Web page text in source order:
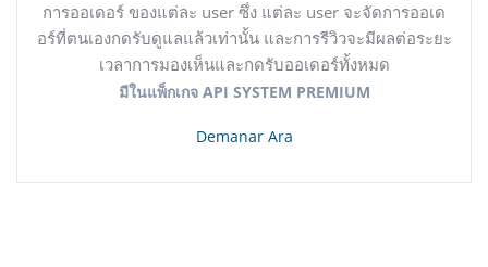
การออเดอร์ ของแต่ละ user ซึ่ง แต่ละ user จะจัดการออเด
อร์ที่ตนเองกดรับดูแลแล้วเท่านั้น และการรีวิวจะมีผลต่อระยะ
เวลาการมองเห็นและกดรับออเดอร์ทั้งหมด
มีในแพ็กเกจ API SYSTEM PREMIUM
Demanar Ara